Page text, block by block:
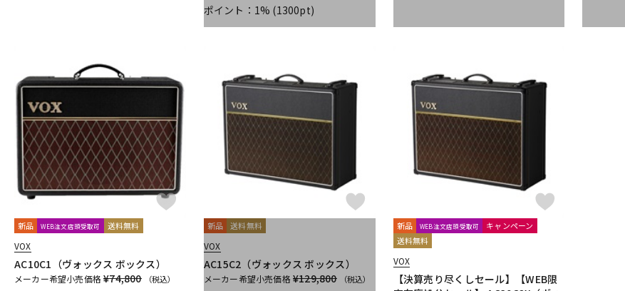
ポイント：1% (1300pt)
新品 WEB注文店頭受取可 送料無料
VOX
AC10C1（ヴォックス ボックス）
メーカー希望小売価格¥74,800 （税込）
新品 送料無料
VOX
AC15C2（ヴォックス ボックス）
メーカー希望小売価格 ¥129,800 （税込）
新品 WEB注文店頭受取可
キャンペーン
送料無料
VOX
【決算売り尽くしセール】【WEB限